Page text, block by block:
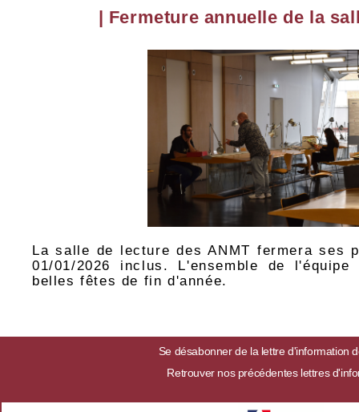
| Fermeture annuelle de la
La salle de lecture des ANMT fermera ses
01/01/2026 inclus. L'ensemble de
belles fêtes de fin d'année.
Se désabonner de la lettre d'information
Retrouver nos précédentes lettres